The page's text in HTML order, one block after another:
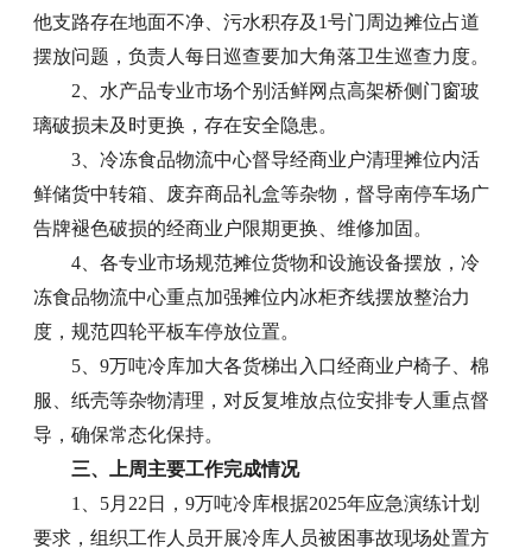
他支路存在地面不净、污水积存及1号门周边摊位占道
摆放问题，负责人每日巡查要加大角落卫生巡查力度。
2、水产品专业市场个别活鲜网点高架桥侧门窗玻
璃破损未及时更换，存在安全隐患。
3、冷冻食品物流中心督导经商业户清理摊位内活
鲜储货中转箱、废弃商品礼盒等杂物，督导南停车场广
告牌褪色破损的经商业户限期更换、维修加固。
4、各专业市场规范摊位货物和设施设备摆放，冷
冻食品物流中心重点加强摊位内冰柜齐线摆放整治力
度，规范四轮平板车停放位置。
5、9万吨冷库加大各货梯出入口经商业户椅子、棉
服、纸壳等杂物清理，对反复堆放点位安排专人重点督
导，确保常态化保持。
三、上周主要工作完成情况
1、5月22日，9万吨冷库根据2025年应急演练计划
要求，组织工作人员开展冷库人员被困事故现场处置方